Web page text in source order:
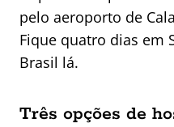
pelo aeroporto de
Fique quatro dias em
Brasil lá.
Três opções de